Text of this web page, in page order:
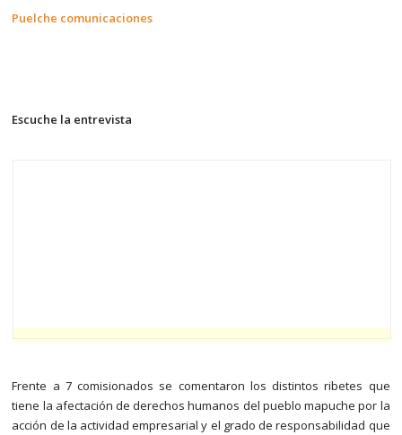
Puelche comunicaciones
Escuche la entrevista
Frente a 7 comisionados se comentaron los distintos ribetes que
tiene la afectación de derechos humanos del pueblo mapuche por la
acción de la actividad empresarial y el grado de responsabilidad que